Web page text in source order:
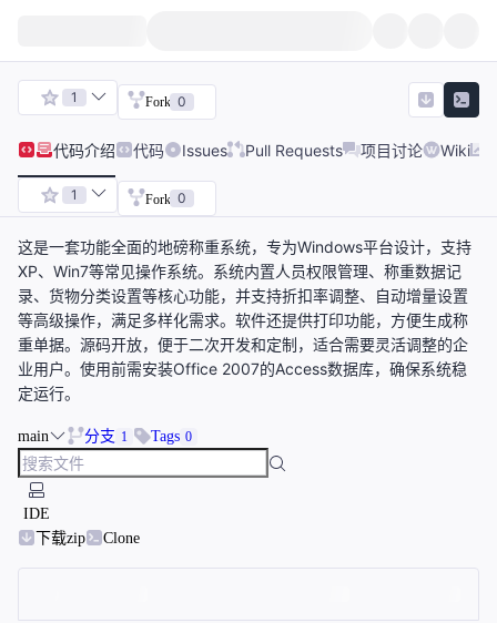
1 Fork 0
代码介绍 代码 Issues Pull Requests 项目讨论 Wiki
1 Fork 0
这是一套功能全面的地磅称重系统，专为Windows平台设计，支持
XP、Win7等常见操作系统。系统内置人员权限管理、称重数据记
录、货物分类设置等核心功能，并支持折扣率调整、自动增量设置
等高级操作，满足多样化需求。软件还提供打印功能，方便生成称
重单据。源码开放，便于二次开发和定制，适合需要灵活调整的企
业用户。使用前需安装Office 2007的Access数据库，确保系统稳
定运行。
main 分支 1 Tags 0
IDE
下载zip
Clone